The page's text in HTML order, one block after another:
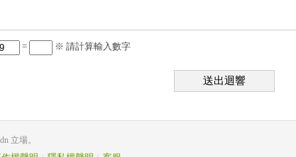
= ※ 請計算輸入數字
送出迴響
立場。